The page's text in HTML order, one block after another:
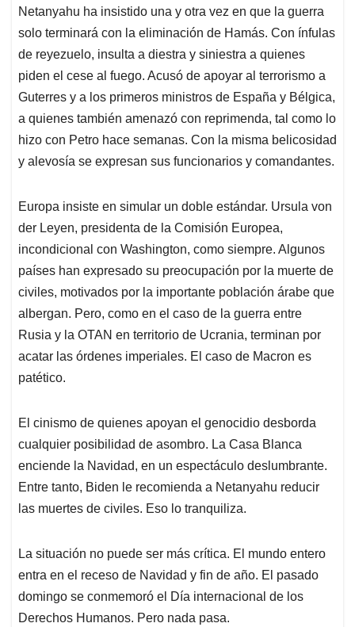
Netanyahu ha insistido una y otra vez en que la guerra
solo terminará con la eliminación de Hamás. Con ínfulas
de reyezuelo, insulta a diestra y siniestra a quienes
piden el cese al fuego. Acusó de apoyar al terrorismo a
Guterres y a los primeros ministros de España y Bélgica,
a quienes también amenazó con reprimenda, tal como lo
hizo con Petro hace semanas. Con la misma belicosidad
y alevosía se expresan sus funcionarios y comandantes.
Europa insiste en simular un doble estándar. Ursula von
der Leyen, presidenta de la Comisión Europea,
incondicional con Washington, como siempre. Algunos
países han expresado su preocupación por la muerte de
civiles, motivados por la importante población árabe que
albergan. Pero, como en el caso de la guerra entre
Rusia y la OTAN en territorio de Ucrania, terminan por
acatar las órdenes imperiales. El caso de Macron es
patético.
El cinismo de quienes apoyan el genocidio desborda
cualquier posibilidad de asombro. La Casa Blanca
enciende la Navidad, en un espectáculo deslumbrante.
Entre tanto, Biden le recomienda a Netanyahu reducir
las muertes de civiles. Eso lo tranquiliza.
La situación no puede ser más crítica. El mundo entero
entra en el receso de Navidad y fin de año. El pasado
domingo se conmemoró el Día internacional de los
Derechos Humanos. Pero nada pasa.